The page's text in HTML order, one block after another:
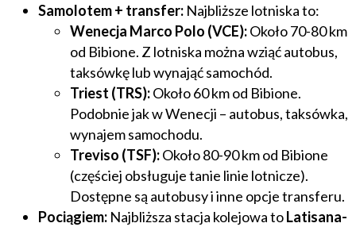
Samolotem + transfer: Najbliższe lotniska to:
Wenecja Marco Polo (VCE):Około 70-80 km
od Bibione. Z lotniska można wziąć autobus,
taksówkę lub wynająć samochód.
Triest (TRS):Około 60 km od Bibione.
Podobnie jak w Wenecji – autobus, taksówka,
wynajem samochodu.
Treviso (TSF):Około 80-90 km od Bibione
(częściej obsługuje tanie linie lotnicze).
Dostępne są autobusy i inne opcje transferu.
Pociągiem: Najbliższa stacja kolejowa toLatisana-